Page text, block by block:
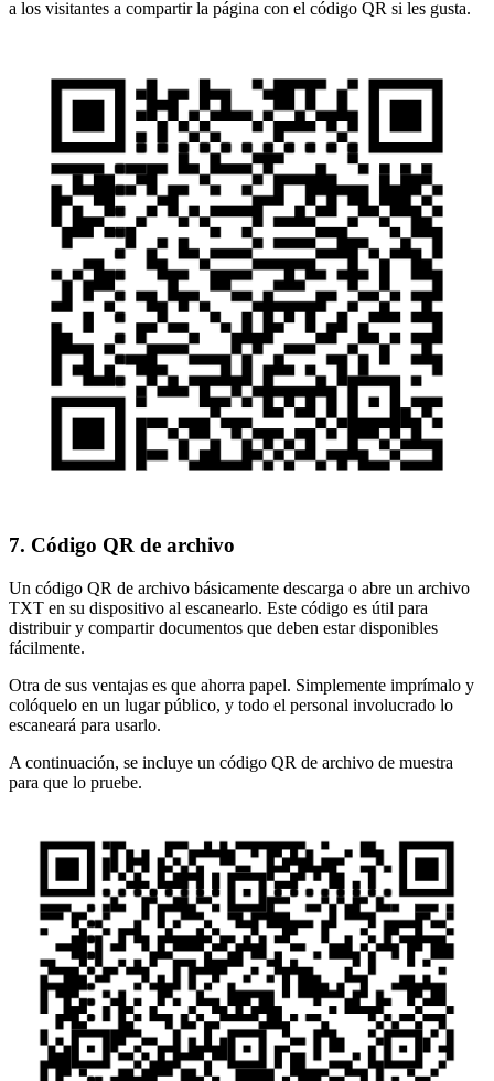
a los visitantes a compartir la página con el código QR si les gusta.
7. Código QR de archivo
Un código QR de archivo básicamente descarga o abre un archivo
TXT en su dispositivo al escanearlo. Este código es útil para
distribuir y compartir documentos que deben estar disponibles
fácilmente.
Otra de sus ventajas es que ahorra papel. Simplemente imprímalo y
colóquelo en un lugar público, y todo el personal involucrado lo
escaneará para usarlo.
A continuación, se incluye un código QR de archivo de muestra
para que lo pruebe.